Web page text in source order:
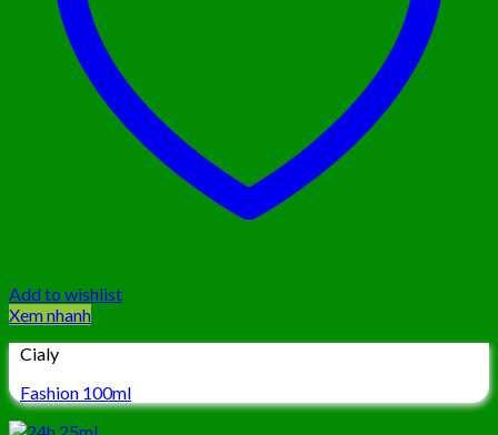
Add to wishlist
Xem nhanh
Cialy
Fashion 100ml